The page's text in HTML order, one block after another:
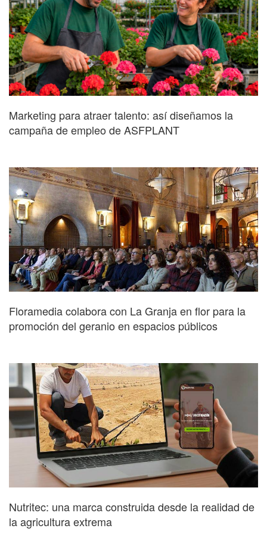
Marketing para atraer talento: así diseñamos la
campaña de empleo de ASFPLANT
Floramedia colabora con La Granja en flor para la
promoción del geranio en espacios públicos
Nutritec: una marca construida desde la realidad de
la agricultura extrema